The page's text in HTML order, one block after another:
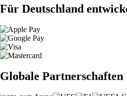
Für Deutschland
Globale Partnerschaften